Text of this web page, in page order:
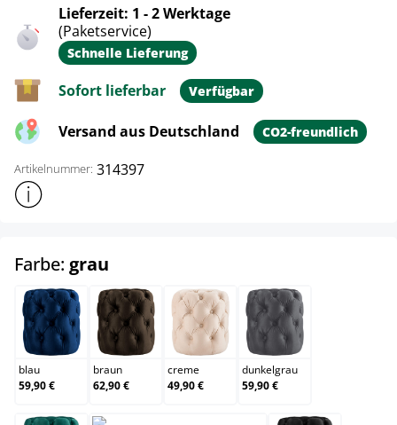
Lieferzeit: 1 - 2 Werktage
(Paketservice)
Schnelle Lieferung
Sofort lieferbar Verfügbar
Versand aus Deutschland CO2-freundlich
Artikelnummer: 314397
Weitere Produktinformationen anzeigen
Farbe: grau
blau
blau
59,90 €
braun
braun
62,90 €
creme
creme
49,90 €
dunkelgrau
dunkelgrau
59,90 €